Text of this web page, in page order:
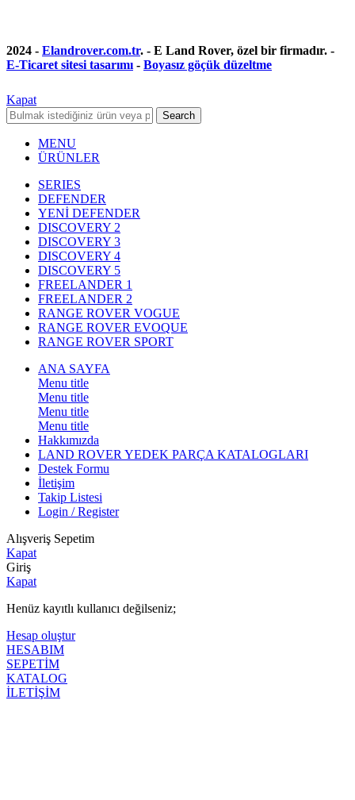
2024 - Elandrover.com.tr. - E Land Rover, özel bir firmadır. -
E-Ticaret sitesi tasarımı- Boyasız göçük düzeltme
Kapat
Search
MENU
ÜRÜNLER
SERIES
DEFENDER
YENİ DEFENDER
DISCOVERY 2
DISCOVERY 3
DISCOVERY 4
DISCOVERY 5
FREELANDER 1
FREELANDER 2
RANGE ROVER VOGUE
RANGE ROVER EVOQUE
RANGE ROVER SPORT
ANA SAYFA
Menu title
Menu title
Menu title
Menu title
Hakkımızda
LAND ROVER YEDEK PARÇA KATALOGLARI
Destek Formu
İletişim
Takip Listesi
Login / Register
Alışveriş Sepetim
Kapat
Giriş
Kapat
Henüz kayıtlı kullanıcı değilseniz;
Hesap oluştur
HESABIM
SEPETİM
KATALOG
İLETİŞİM